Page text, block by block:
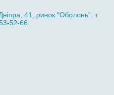
41, ринок "Оболонь", т.
52-66